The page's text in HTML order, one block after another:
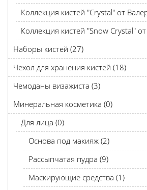
Коллекция кистей "Crystal" от
Коллекция кистей "Snow Crystal"
Наборы кистей (27)
Чехол для хранения кистей (18)
Чемоданы визажиста (3)
Минеральная косметика (0)
Для лица (0)
Основа под макияж (2)
Рассыпчатая пудра (9)
Маскирующие средства (1)